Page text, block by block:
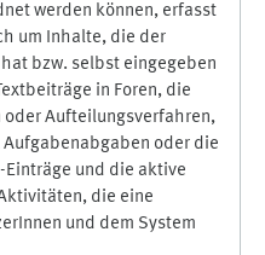
werden können, erfasst
um Inhalte, die der
bzw. selbst eingegeben
in Foren, die
oder Aufteilungsverfahren,
oder die
Einträge und die aktive
die eine
und dem System